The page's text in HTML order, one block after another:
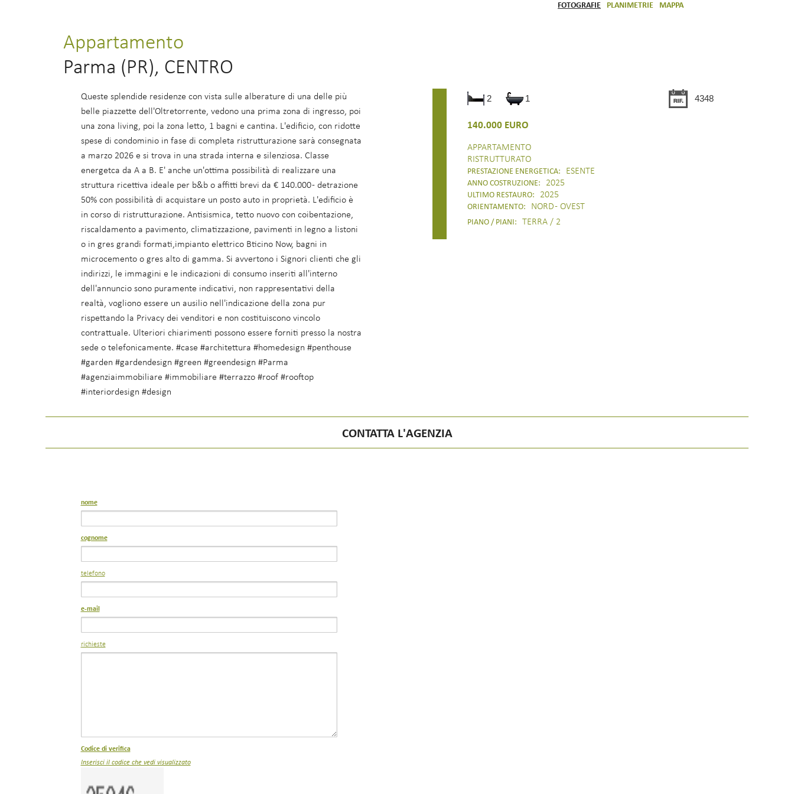
FOTOGRAFIE PLANIMETRIE MAPPA
Appartamento
Parma (PR), CENTRO
Queste splendide residenze con vista sulle alberature di una delle più
belle piazzette dell'Oltretorrente, vedono una prima zona di ingresso, poi
una zona living, poi la zona letto, 1 bagni e cantina. L'edificio, con ridotte
spese di condominio in fase di completa ristrutturazione sarà consegnata
a marzo 2026 e si trova in una strada interna e silenziosa. Classe
energetca da A a B. E' anche un'ottima possibilità di realizzare una
struttura ricettiva ideale per b&b o affitti brevi da € 140.000 - detrazione
50% con possibilità di acquistare un posto auto in proprietà. L'edificio è
in corso di ristrutturazione. Antisismica, tetto nuovo con coibentazione,
riscaldamento a pavimento, climatizzazione, pavimenti in legno a listoni
o in gres grandi formati,impianto elettrico Bticino Now, bagni in
microcemento o gres alto di gamma. Si avvertono i Signori clienti che gli
indirizzi, le immagini e le indicazioni di consumo inseriti all'interno
dell'annuncio sono puramente indicativi, non rappresentativi della
realtà, vogliono essere un ausilio nell'indicazione della zona pur
rispettando la Privacy dei venditori e non costituiscono vincolo
contrattuale. Ulteriori chiarimenti possono essere forniti presso la nostra
sede o telefonicamente. #case #architettura #homedesign #penthouse
#garden #gardendesign #green #greendesign #Parma
#agenziaimmobiliare #immobiliare #terrazzo #roof #rooftop
#interiordesign #design
4348
2 1
140.000 EURO
APPARTAMENTO
RISTRUTTURATO
PRESTAZIONE ENERGETICA: ESENTE
ANNO COSTRUZIONE: 2025
ULTIMO RESTAURO: 2025
ORIENTAMENTO: NORD - OVEST
PIANO / PIANI: TERRA / 2
CONTATTA L'AGENZIA
nome
cognome
telefono
e-mail
richieste
Codice di verifica
Inserisci il codice che vedi visualizzato